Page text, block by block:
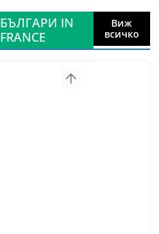
БЪЛГАРИ IN
FRANCE
Виж
всичко